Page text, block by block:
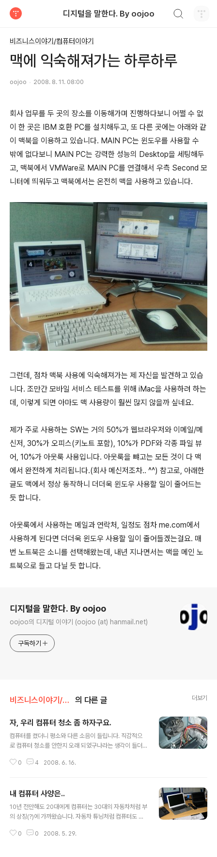
디지털을 말한다. By oojoo
비즈니스이야기/컴퓨터이야기
맥에 익숙해져가는 하루하루
oojoo 2008. 8. 11. 08:00
회사 업무를 두 곳의 장소를 이동해가며 진행하다보니 어쩔 수 없
이 한 곳은 IBM 호환 PC를 설치해두고, 또 다른 곳에는 아래와 같
이 맥북을 이용하고 있습니다. MAIN PC는 윈도우를 사용할 수
밖에 없다보니 MAIN PC는 강력한 성능의 Desktop을 세팅해두
고, 맥북에서 VMWare로 MAIN PC를 연결해서 우측 Second 모
니터에 띄워두고 맥북에서는 온전히 맥을 사용하고 있습니다.
그런데, 점차 맥북 사용에 익숙해져가는 제 자신을 발견하고 있습
니다. 조만간 모바일 서비스 테스트를 위해 iMac을 사용하려 하는
데, 이렇게 되면 아마도 맥 사용량이 훨씬 많지 않을까 싶네요.
제가 주로 사용하는 SW는 거의 50%가 웹브라우저와 이메일/메
신저, 30%가 오피스(키노트 포함), 10%가 PDF와 각종 파일 뷰
어, 10%가 아웃룩 사용입니다. 아웃룩을 뺴고는 모든 것이 다 맥
에서 완전하게 처리됩니다.(회사 메신저조차.. ^^) 참고로, 아래한
글도 맥에서 정상 동작하니 더더욱 윈도우 사용할 일이 줄어드는
듯 합니다.
아웃룩에서 사용하는 메일과 연락처, 일정도 점차 me.com에서
사용하게 된다면 더더욱 윈도우 사용할 일이 줄어들겠는걸요. 매
번 노트북은 소니를 선택해왔는데, 내년 지나면서는 맥을 메인 노
트북으로 들고 다닐 듯 합니다.
디지털을 말한다. By oojoo
oojoo의 디지털 이야기 (oojoo (at) hanmail.net)
구독하기
비즈니스이야기/컴퓨터이야기 의 다른 글 더보기
자, 우리 컴퓨터 청소 좀 하자구요.
컴퓨터를 켰더니 평소와 다른 소음이 들립니다. 직감적으
로 컴퓨터 청소를 안한지 오래 되었구나라는 생각이 들더
케이스에 붙은 쿨링팬과 CPU 쿨러 그리고 CPU 바로 아
모든 먼지가 컴퓨터 속으로 들어간 것이 아닌가 싶더군요.
물티슈를 아래에 받히고, 컴퓨터용 브러시를 이용해서 먼
지를 털어내기 시작했습니다. 그렇지 않아도 좁은 책상 아
덩어리진 먼지를 흡입했습니다. 다시, 브러시로 먼지를 털
0 4 2008. 6. 16.
내 컴퓨터 사양은..
10년 전만해도 20대에게 컴퓨터는 30대의 자동차처럼 부
의 상징(?)에 가까왔습니다. 자동차 튜닝처럼 컴퓨터도 열
요. 지금 사용하는 컴퓨터도 이전처럼은 아니지만 1년 동안
0 0 2008. 5. 29.